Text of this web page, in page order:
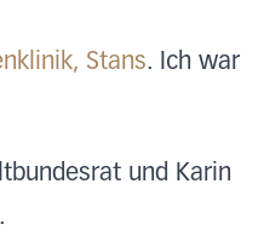
Stans. Ich war
und Karin